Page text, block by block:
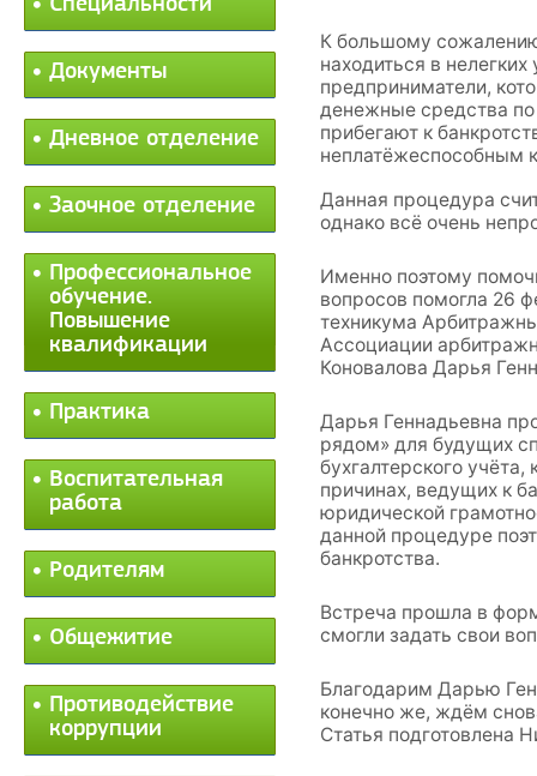
Специальности
Документы
Дневное отделение
Заочное отделение
Профессиональное
обучение.
Повышение
квалификации
Практика
Воспитательная
работа
Родителям
Общежитие
Противодействие
коррупции
К большому
находиться в
предприниматели,
денежные средства
прибегают к
неплатёжеспособным
Данная процедура
однако всё очень
Именно поэтому
вопросов помогла 26
техникума
Ассоциации
Коновалова Дарья
Дарья Геннадьевна
рядом» для будущих
бухгалтерского
причинах, ведущих к
юридической
данной процедуре
банкротства.
Встреча прошла в
смогли задать свои
Благодарим Дарью
конечно же, ждём
Статья подготовлена